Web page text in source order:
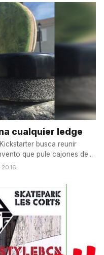
cualquier ledge
busca reunir
que pule cajones de...
2016